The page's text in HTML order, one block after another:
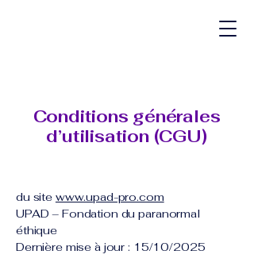
Conditions générales
d’utilisation (CGU)
du site www.upad-pro.com
UPAD – Fondation du paranormal
éthique
Dernière mise à jour : 15/10/2025